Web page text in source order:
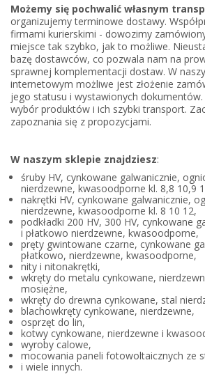
Możemy się pochwalić własnym
organizujemy terminowe dostawy.
firmami kurierskimi - dowozimy
miejsce tak szybko, jak to możliwe.
bazę dostawców, co pozwala nam na
sprawnej komplementacji dostaw. W
internetowym możliwe jest złożenie
jego statusu i wystawionych
wybór produktów i ich szybki transport.
zapoznania się z propozycjami.
W naszym sklepie znajdziesz:
śruby HV, cynkowane galwanicznie,
nierdzewne, kwasoodporne kl. 8,8 10,9
nakrętki HV, cynkowane galwanicznie,
nierdzewne, kwasoodporne kl. 8 10 12,
podkładki 200 HV, 300 HV, cynkowane
i płatkowo nierdzewne, kwasoodporne,
pręty gwintowane czarne, cynkowane
płatkowo, nierdzewne, kwasoodporne,
nity i nitonakrętki,
wkręty do metalu cynkowane,
mosiężne,
wkręty do drewna cynkowane, stal
blachowkręty cynkowane, nierdzewne,
osprzęt do lin,
kotwy cynkowane, nierdzewne i
wyroby calowe,
mocowania paneli fotowoltaicznych ze
i wiele innych.